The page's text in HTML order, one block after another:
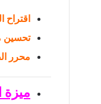
اقتراح
تحسين
محرر
ميزة